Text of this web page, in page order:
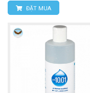
ĐẶT MUA